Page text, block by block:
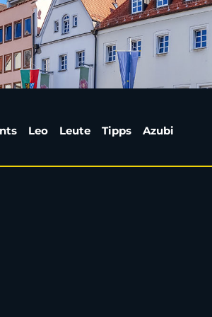
– so
Leo Leute Tipps Azubi